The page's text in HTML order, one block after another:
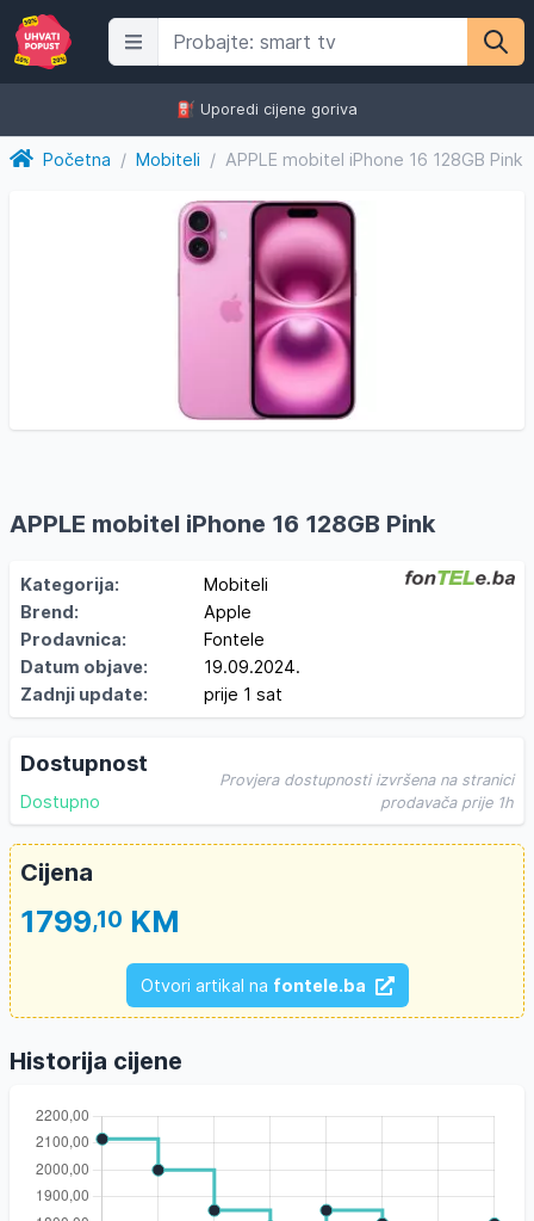
⛽️ Uporedi cijene goriva
Početna / Mobiteli / APPLE mobitel iPhone 16 128GB Pink
APPLE mobitel iPhone 16 128GB Pink
Kategorija:
Mobiteli
Brend:
Apple
Prodavnica:
Fontele
Datum objave:
19.09.2024.
Zadnji update:
prije 1 sat
Dostupnost
Dostupno
Provjera dostupnosti izvršena na stranici
prodavača prije 1h
Cijena
1799,10 KM
Otvori artikal na fontele.ba
Historija cijene